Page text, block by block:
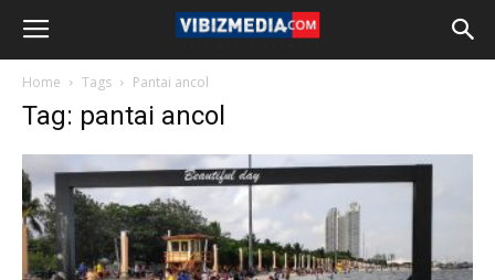
Home Tags Pantai ancol
Tag: pantai ancol